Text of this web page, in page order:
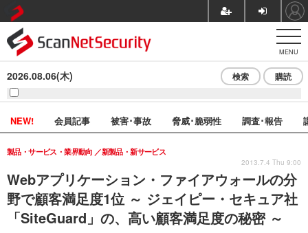
MENU
2026.08.06(木) 検索 購読
NEW! 会員記事 被害･事故 脅威･脆弱性 調査･報告
Webアプリケーション・ファイアウォールの分
野で顧客満足度1位 ～ ジェイピー・セキュア社
「SiteGuard」の、高い顧客満足度の秘密 ～
製品・サービス・業界動向 新製品・新サービス
2013.7.4 Thu 9:00